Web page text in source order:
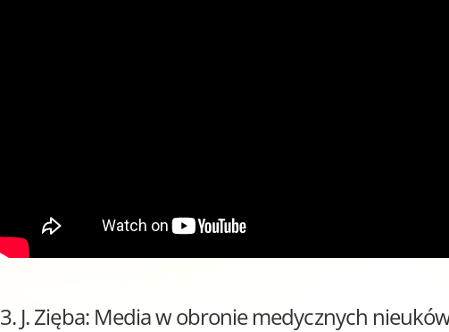
3. J. Zięba: Media w obronie medycznych